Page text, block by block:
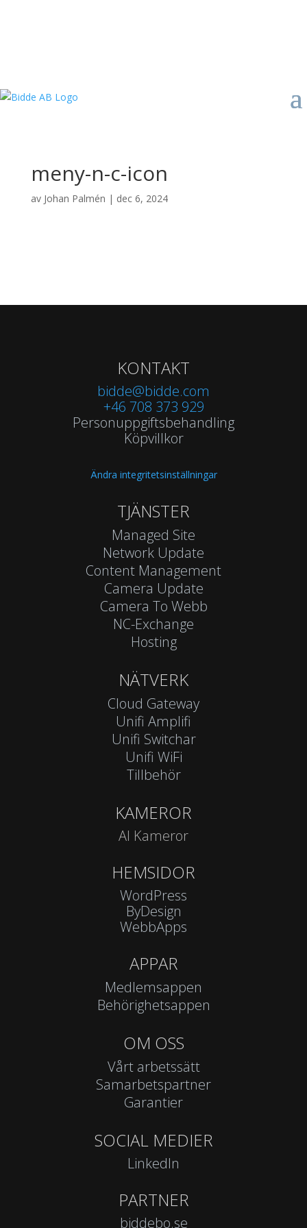
meny-n-c-icon
av Johan Palmén | dec 6, 2024
KONTAKT
bidde@bidde.com
+46 708 373 929
Personuppgiftsbehandling
Köpvillkor
Ändra integritetsinställningar
TJÄNSTER
Managed Site
Network Update
Content Management
Camera Update
Camera To Webb
NC-Exchange
Hosting
NÄTVERK
Cloud Gateway
Unifi Amplifi
Unifi Switchar
Unifi WiFi
Tillbehör
KAMEROR
AI Kameror
HEMSIDOR
WordPress
ByDesign
WebbApps
APPAR
Medlemsappen
Behörighetsappen
OM OSS
Vårt arbetssätt
Samarbetspartner
Garantier
SOCIAL MEDIER
LinkedIn
PARTNER
biddebo.se